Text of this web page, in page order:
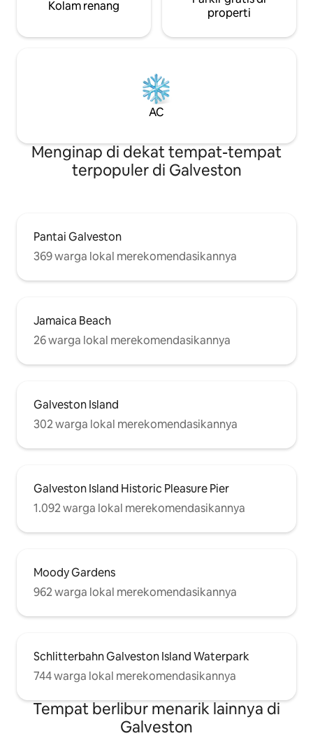
Kolam renang
properti
AC
Menginap di dekat tempat-tempat
terpopuler di Galveston
Pantai Galveston
369 warga lokal merekomendasikannya
Jamaica Beach
26 warga lokal merekomendasikannya
Galveston Island
302 warga lokal merekomendasikannya
Galveston Island Historic Pleasure Pier
1.092 warga lokal merekomendasikannya
Moody Gardens
962 warga lokal merekomendasikannya
Schlitterbahn Galveston Island Waterpark
744 warga lokal merekomendasikannya
Tempat berlibur menarik lainnya di
Galveston